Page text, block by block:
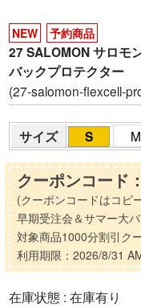
NEW 予約商品
27 SALOMON サロモ
バックプロテクター
(27-salomon-flexcell-
サイズ S M
クーポンコード
(クーポンコードはコピ
早期受注会＆サマー大
対象商品1000分割引ク
利用期限：2026/8/31
在庫状態 :在庫有り